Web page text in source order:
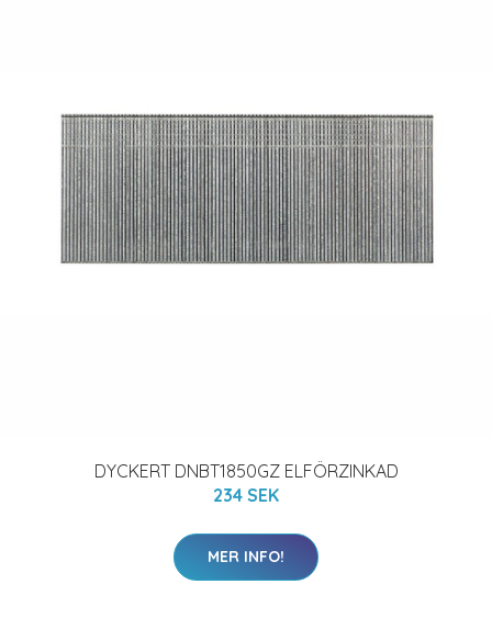
DYCKERT DNBT1850GZ ELFÖRZINKAD
234 SEK
MER INFO!